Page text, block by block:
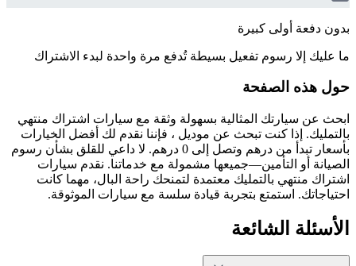
بدون دفعة أولى كبيرة
ما عليك إلا رسوم تفعيل بسيطة تُدفع مرة واحدة لبدء الاشتراك
حول هذه الصفحة
ابحث عن سيارتك المثالية بسهولة وثقة مع سيارات اشتراك منتهي
بالتمليك. إذا كنت تبحث عن موديل ، فإننا نقدم لك أفضل الخيارات
بأسعار تبدأ من درهم وتصل إلى 0 درهم. لا داعي للقلق بشأن رسوم
الصيانة أو التأمين—جميعها مشمولة مع خدماتنا. نقدم سيارات
اشتراك منتهي بالتمليك معتمدة لتمنحك راحة البال، مهما كانت
احتياجاتك. استمتع بتجربة قيادة سلسة مع سيارات الموثوقة.
الأسئلة الشائعة